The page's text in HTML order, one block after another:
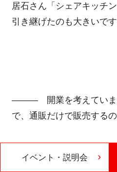
居石さん「シェアキッチ
引き継げたのも大きいです
――― 開業を考えていま
で、通販だけで販売する
イベント・説明会